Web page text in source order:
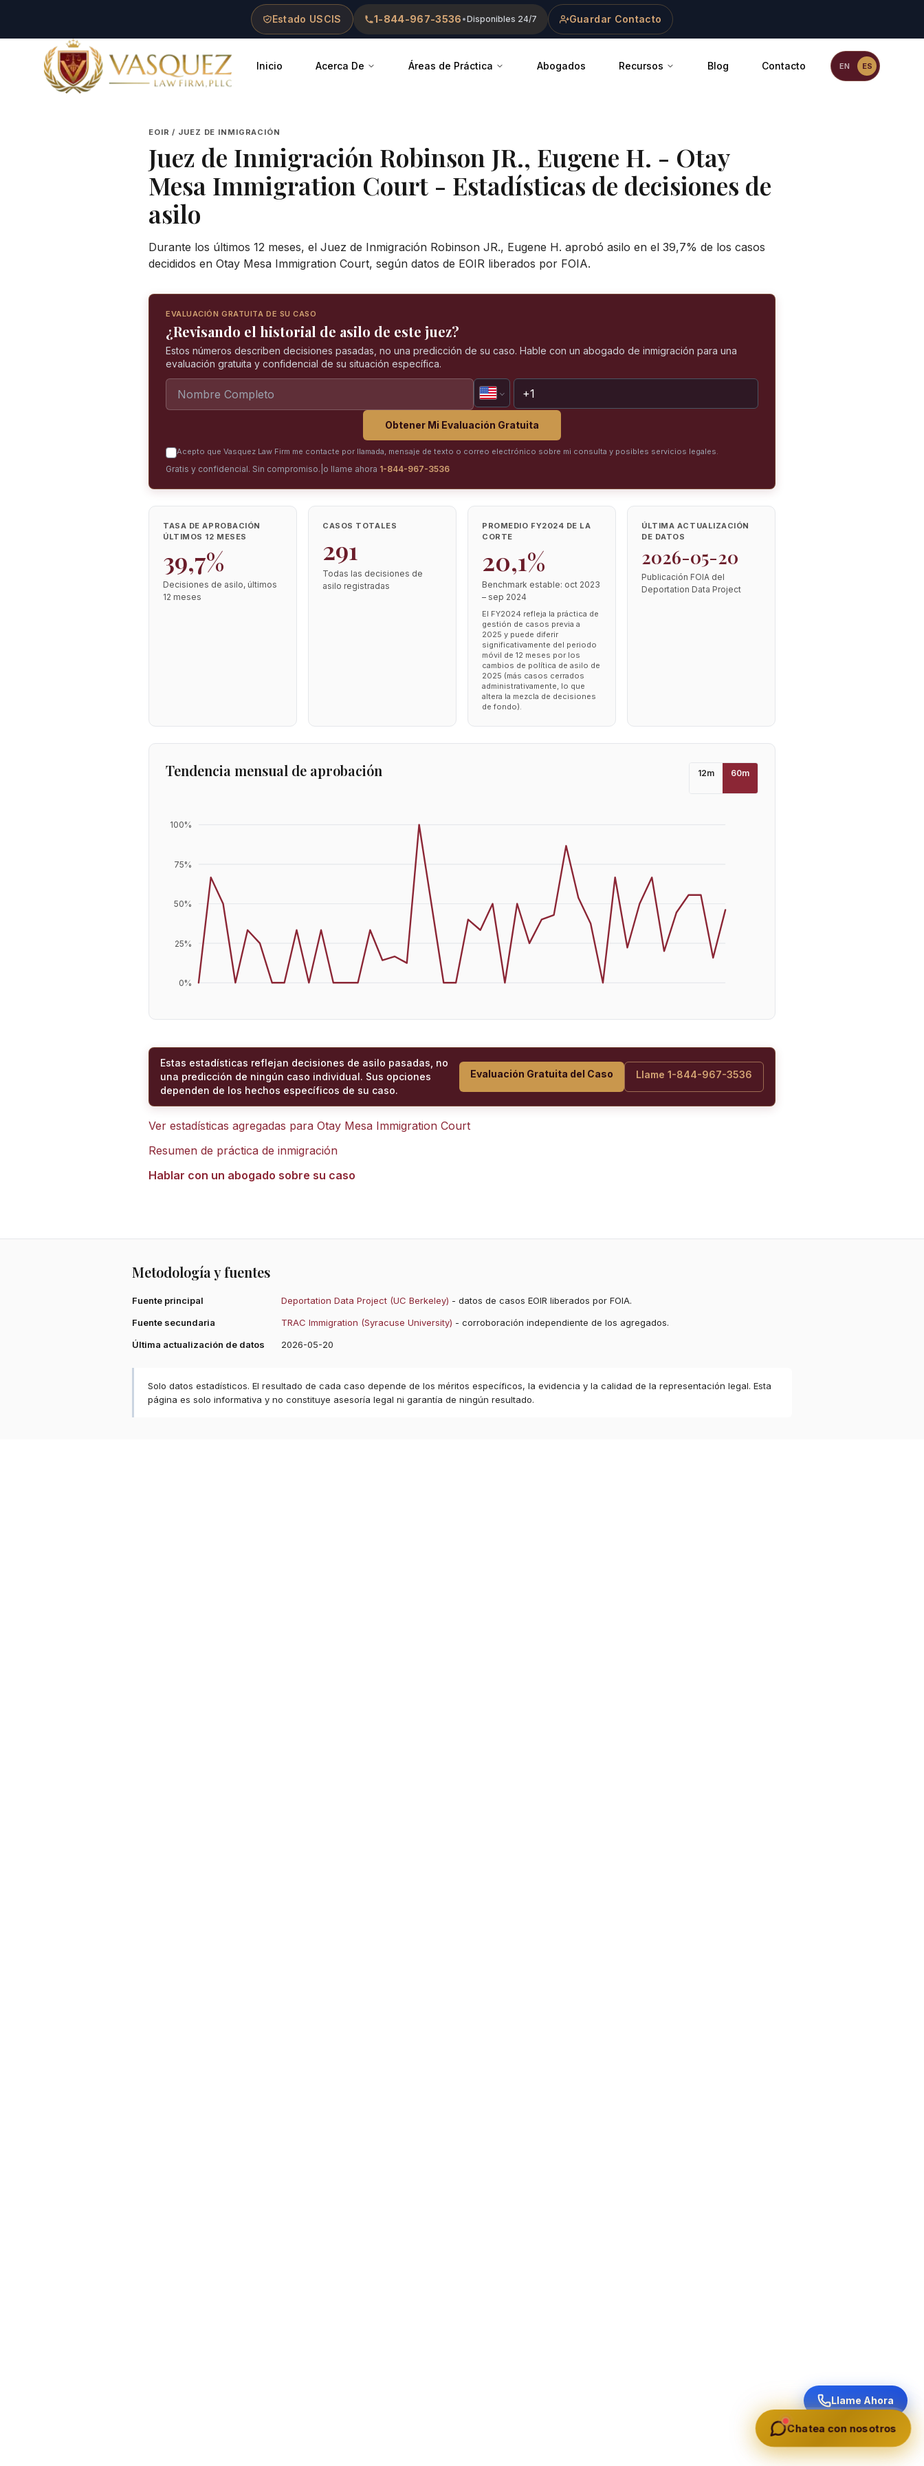
Estado USCIS 1-844-967-3536 •Disponibles 24/7 Guardar Contacto
Vasquez Law Firm - Home
Inicio Acerca De Áreas de Práctica Abogados Recursos Blog Contacto ES
EN
EOIR / JUEZ DE INMIGRACIÓN
Juez de Inmigración Robinson JR., Eugene H. - Otay
Mesa Immigration Court - Estadísticas de decisiones de
asilo
Durante los últimos 12 meses, el Juez de Inmigración Robinson JR., Eugene H. aprobó asilo en el 39,7% de los casos
decididos en Otay Mesa Immigration Court, según datos de EOIR liberados por FOIA.
EVALUACIÓN GRATUITA DE SU CASO
¿Revisando el historial de asilo de este juez?
Estos números describen decisiones pasadas, no una predicción de su caso. Hable con un abogado de inmigración para una
evaluación gratuita y confidencial de su situación específica.
Obtener Mi Evaluación Gratuita
Acepto que Vasquez Law Firm me contacte por llamada, mensaje de texto o correo electrónico sobre mi consulta y posibles servicios legales.
Gratis y confidencial. Sin compromiso. o llame ahora 1-844-967-3536
TASA DE APROBACIÓN
ÚLTIMOS 12 MESES
39,7%
Decisiones de asilo, últimos
12 meses
CASOS TOTALES
291
Todas las decisiones de
asilo registradas
PROMEDIO FY2024 DE LA
CORTE
20,1%
Benchmark estable: oct 2023
– sep 2024
El FY2024 refleja la práctica de
gestión de casos previa a
2025 y puede diferir
significativamente del periodo
móvil de 12 meses por los
cambios de política de asilo de
2025 (más casos cerrados
administrativamente, lo que
altera la mezcla de decisiones
de fondo).
ÚLTIMA ACTUALIZACIÓN
DE DATOS
2026-05-20
Publicación FOIA del
Deportation Data Project
Tendencia mensual de aprobación 12m 60m
0%
25%
50%
75%
100%
Estas estadísticas reflejan decisiones de asilo pasadas, no
una predicción de ningún caso individual. Sus opciones
dependen de los hechos específicos de su caso.
Evaluación Gratuita del Caso Llame 1-844-967-3536
Ver estadísticas agregadas para Otay Mesa Immigration Court
Resumen de práctica de inmigración
Hablar con un abogado sobre su caso
Metodología y fuentes
Fuente principal Deportation Data Project (UC Berkeley) - datos de casos EOIR liberados por FOIA.
Fuente secundaria
TRAC Immigration (Syracuse University) - corroboración independiente de los agregados.
Última actualización de datos
2026-05-20
Solo datos estadísticos. El resultado de cada caso depende de los méritos específicos, la evidencia y la calidad de la representación legal. Esta
página es solo informativa y no constituye asesoría legal ni garantía de ningún resultado.
Llame Ahora
Chatea con nosotros